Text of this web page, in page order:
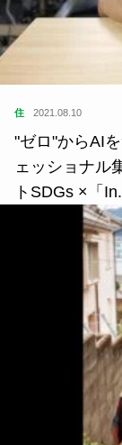
住 2021.08.10
"ゼロ"からAI
ェッショナル
トSDGs ×「